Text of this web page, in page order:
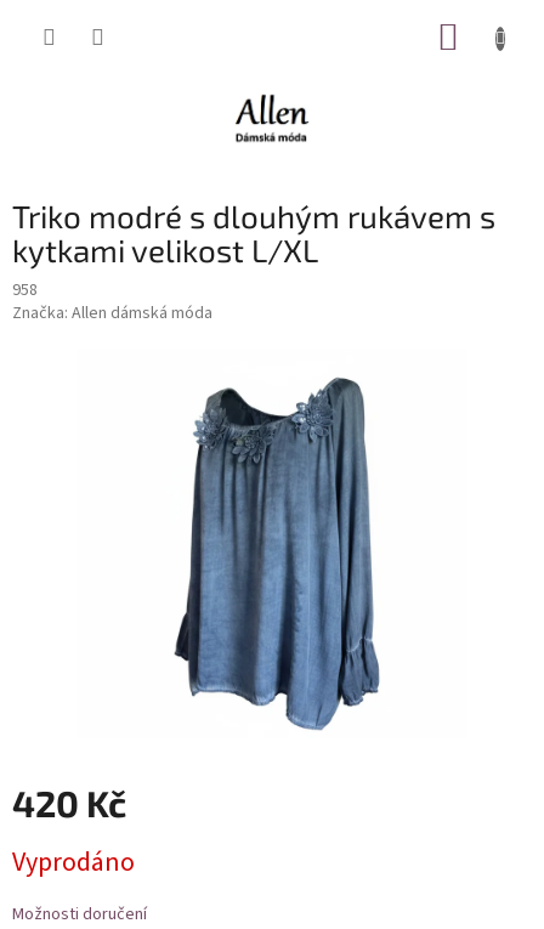
Triko modré s dlouhým rukávem s
kytkami velikost L/XL
958
Značka: Allen dámská móda
420 Kč
cena:
Vyprodáno
Možnosti doručení